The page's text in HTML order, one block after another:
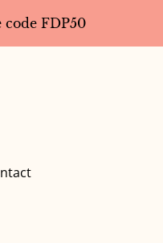
FDP50